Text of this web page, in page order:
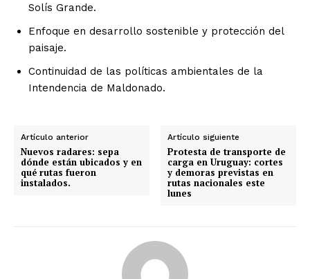
Solís Grande.
Enfoque en desarrollo sostenible y protección del
paisaje.
Continuidad de las políticas ambientales de la
Intendencia de Maldonado.
Artículo anterior
Nuevos radares: sepa
dónde están ubicados y en
qué rutas fueron
instalados.
Artículo siguiente
Protesta de transporte de
carga en Uruguay: cortes
y demoras previstas en
rutas nacionales este
lunes